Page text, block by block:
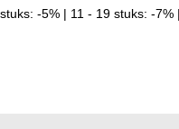
-5% | 11 - 19 stuks: -7%